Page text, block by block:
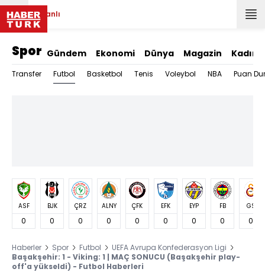
Canlı
Spor Gündem Ekonomi Dünya Magazin Kadın
Transfer Futbol Basketbol Tenis Voleybol NBA Puan
ASF
0
BJK
0
ÇRZ
0
ALNY
0
ÇFK
0
EFK
0
EYP
0
FB
0
GS
0
Haberler Spor Futbol
UEFA Avrupa Konfederasyon Ligi
Başakşehir: 1 - Viking: 1 | MAÇ SONUCU (Başakşehir play-
off'a yükseldi) - Futbol Haberleri